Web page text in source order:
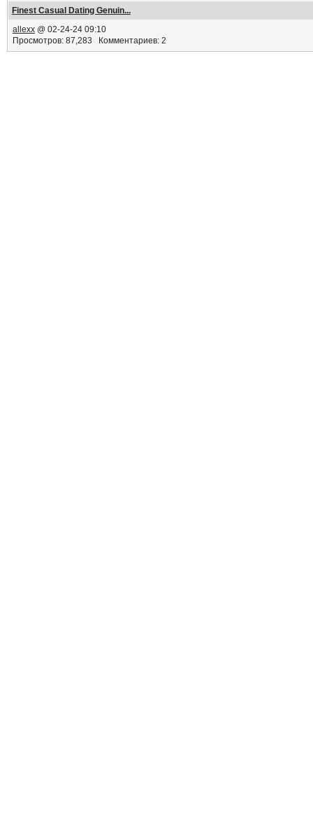
Finest Сasual Dating Genuin...
allexx@ 02-24-24 09:10
Просмотров: 87,283 Комментариев: 2